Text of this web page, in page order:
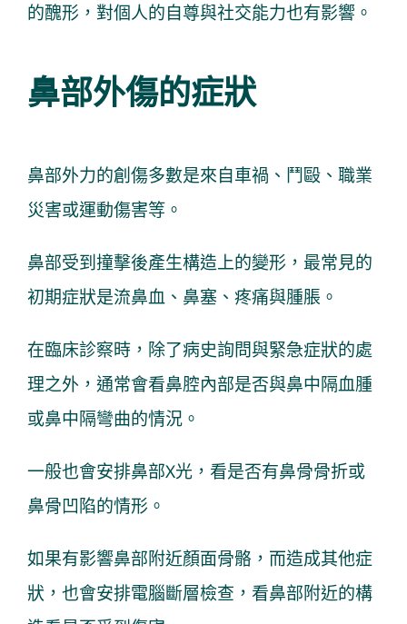
的醜形，對個人的自尊與社交能力也有影響。
鼻部外傷的症狀
鼻部外力的創傷多數是來自車禍、鬥毆、職業
災害或運動傷害等。
鼻部受到撞擊後產生構造上的變形，最常見的
初期症狀是流鼻血、鼻塞、疼痛與腫脹。
在臨床診察時，除了病史詢問與緊急症狀的處
理之外，通常會看鼻腔內部是否與鼻中隔血腫
或鼻中隔彎曲的情況。
一般也會安排鼻部X光，看是否有鼻骨骨折或
鼻骨凹陷的情形。
如果有影響鼻部附近顏面骨骼，而造成其他症
狀，也會安排電腦斷層檢查，看鼻部附近的構